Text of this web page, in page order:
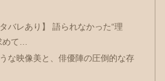
バレあり】 語られなかった“理
めて…
な映像美と、俳優陣の圧倒的な存